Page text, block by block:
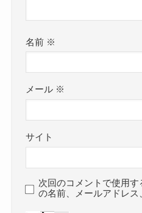
名前 ※
メール ※
サイト
次回のコメントで使用
の名前、メールアドレス